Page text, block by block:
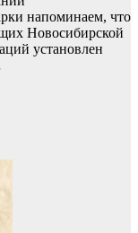
напоминаем, что
Новосибирской
установлен